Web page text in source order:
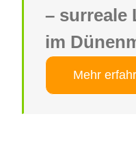
– surreale
im
Mehr